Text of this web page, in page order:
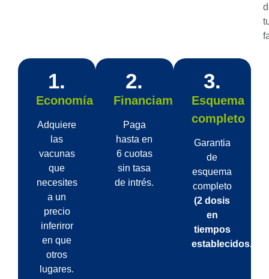
1.
Economía
Adquiere
las
vacunas
que
necesites
a un
precio
inferiror
en que
otros
lugares.
2.
Financiamiento
Paga
hasta en
6 cuotas
sin tasa
de intrés.
3.
Esquema
completo
Garantia
de
esquema
completo
(2 dosis
en
tiempos
establecidos.